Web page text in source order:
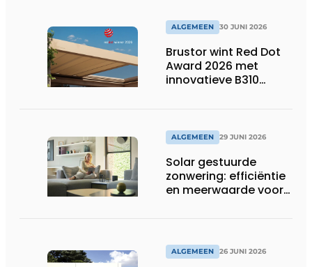
ALGEMEEN 30 JUNI 2026
Brustor wint Red Dot
Award 2026 met
innovatieve B310
ALGEMEEN 29 JUNI 2026
Solar gestuurde
zonwering: efficiëntie
en meerwaarde voor
ALGEMEEN 26 JUNI 2026